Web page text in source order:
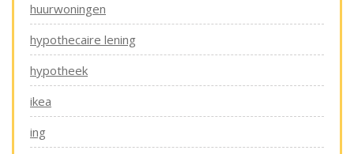
huurwoningen
hypothecaire lening
hypotheek
ikea
ing